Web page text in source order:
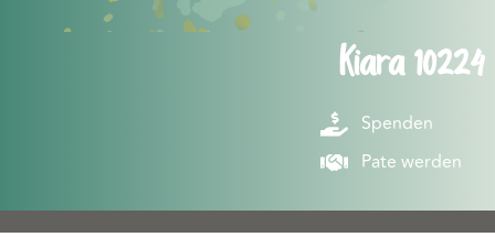
Kiara 10224
Spenden
Pate werden